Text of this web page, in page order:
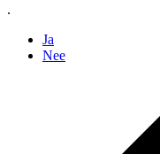
.
Ja
Nee